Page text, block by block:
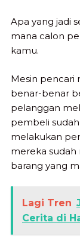
Apa yang jadi
mana calon
kamu.
Mesin pencari
benar-benar
pelanggan
pembeli
melakukan
mereka
barang yang
Lagi Tren
Cerita di